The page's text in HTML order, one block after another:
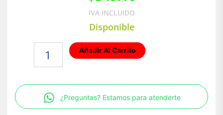
IVA INCLUIDO
Disponible
LED
Luz
cálida
Añadir Al Carrito
¿Preguntas? Estamos para atenderte